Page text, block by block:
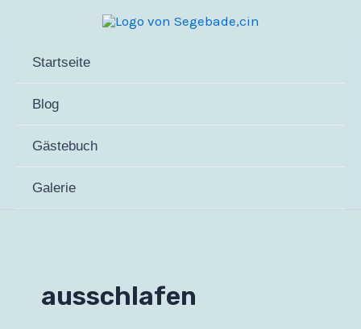
springenStartseite
Blog
Gästebuch
Galerie
ausschlafen